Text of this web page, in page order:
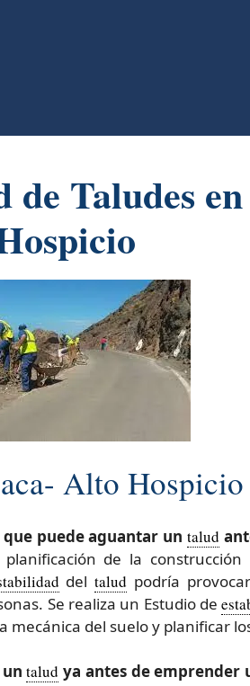
Taludes
Alto Hospicio
puede aguantar un talud
de la
deltalud podría
Se realiza un Estudio de
del suelo y planificar
talud ya antes de emprender